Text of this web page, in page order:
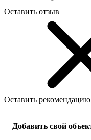
Оставить отзыв
Оставить рекомендацию
Добавить свой